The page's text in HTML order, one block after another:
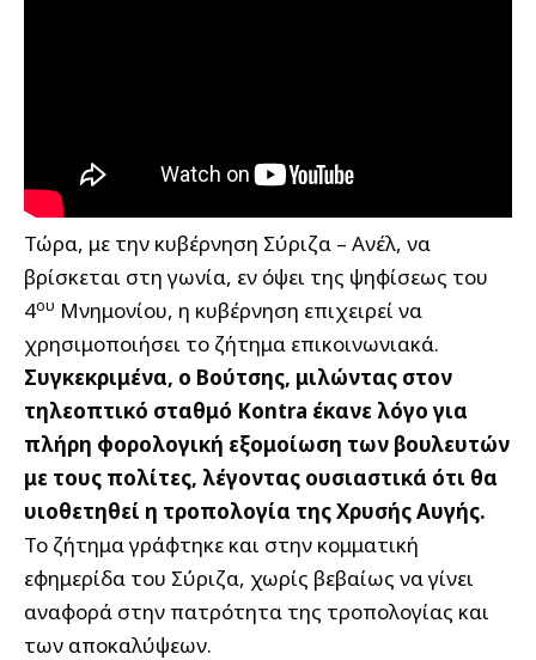
Τώρα, με την κυβέρνηση Σύριζα – Ανέλ, να
βρίσκεται στη γωνία, εν όψει της ψηφίσεως του
4ου Μνημονίου, η κυβέρνηση επιχειρεί να
χρησιμοποιήσει το ζήτημα επικοινωνιακά.
Συγκεκριμένα, ο Βούτσης, μιλώντας στον
τηλεοπτικό σταθμό Kontra έκανε λόγο για
πλήρη φορολογική εξομοίωση των βουλευτών
με τους πολίτες, λέγοντας ουσιαστικά ότι θα
υιοθετηθεί η τροπολογία της Χρυσής Αυγής.
Το ζήτημα γράφτηκε και στην κομματική
εφημερίδα του Σύριζα, χωρίς βεβαίως να γίνει
αναφορά στην πατρότητα της τροπολογίας και
των αποκαλύψεων.